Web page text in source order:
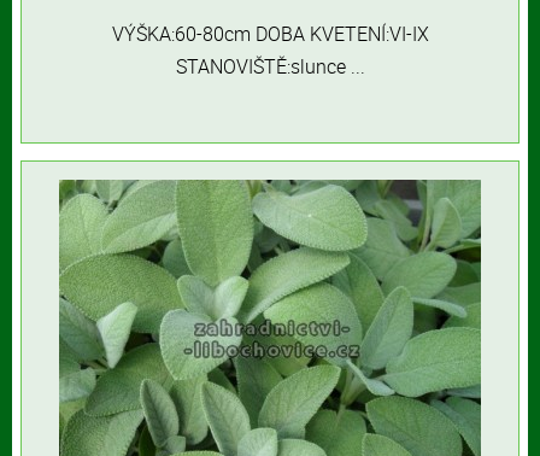
VÝŠKA:60-80cm DOBA KVETENÍ:VI-IX
STANOVIŠTĚ:slunce ...